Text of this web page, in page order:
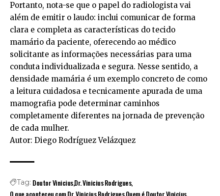
Portanto, nota-se que o papel do radiologista vai
além de emitir o laudo: inclui comunicar de forma
clara e completa as características do tecido
mamário da paciente, oferecendo ao médico
solicitante as informações necessárias para uma
conduta individualizada e segura. Nesse sentido, a
densidade mamária é um exemplo concreto de como
a leitura cuidadosa e tecnicamente apurada de uma
mamografia pode determinar caminhos
completamente diferentes na jornada de prevenção
de cada mulher.
Autor: Diego Rodríguez Velázquez
Tag: Doutor ViniciusDr. Vinicius Rodrigues